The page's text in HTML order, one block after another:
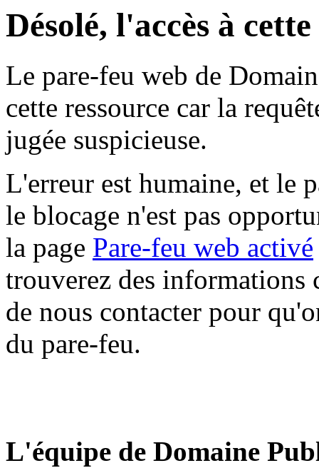
Désolé, l'accès à
Le pare-feu web de
cette ressource car la
jugée suspicieuse.
L'erreur est humaine, et le
le blocage n'est pas
la page Pare-feu web activé
trouverez des informations
de nous contacter pour
du pare-feu.
L'équipe de Domaine